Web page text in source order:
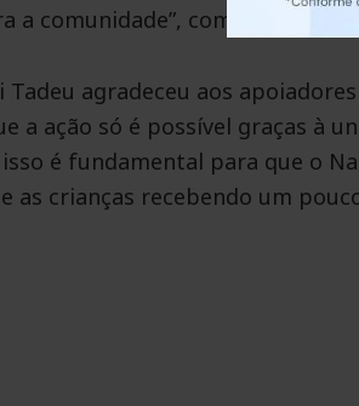
a comunidade”, comentou.
Tadeu agradeceu aos
a ação só é possível graças à
isso é fundamental para que o
as crianças recebendo um